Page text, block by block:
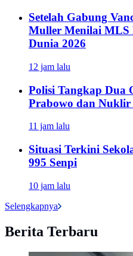
Setelah Gabung
Muller Menilai MLS
Dunia 2026
12 jam lalu
Polisi Tangkap Dua
Prabowo dan
11 jam lalu
Situasi Terkini
995 Senpi
10 jam lalu
Selengkapnya
Berita Terbaru